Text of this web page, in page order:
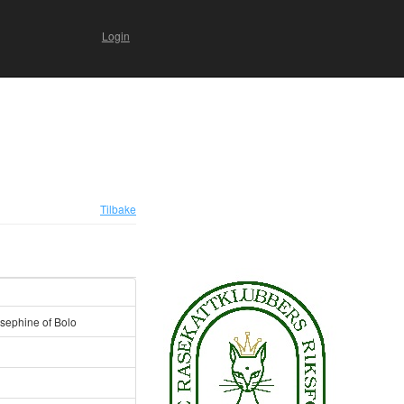
Login
Tilbake
of Bolo